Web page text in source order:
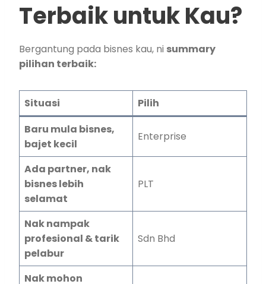
Terbaik untuk Kau?
Bergantung pada bisnes kau, ni summary
pilihan terbaik:
Situasi
Pilih
Baru mula bisnes,
bajet kecil
Enterprise
Ada partner, nak
bisnes lebih
selamat
PLT
Nak nampak
profesional & tarik
pelabur
Sdn Bhd
Nak mohon